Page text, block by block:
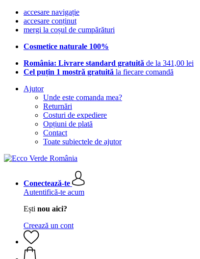
accesare navigație
accesare conținut
mergi la coșul de cumpărături
Cosmetice naturale 100%
România: Livrare standard gratuită de la 341,00 lei
Cel puțin 1 mostră gratuită la fiecare comandă
Ajutor
Unde este comanda mea?
Returnări
Costuri de expediere
Opțiuni de plată
Contact
Toate subiectele de ajutor
Conectează-te
Autentifică-te acum
Ești nou aici?
Creează un cont